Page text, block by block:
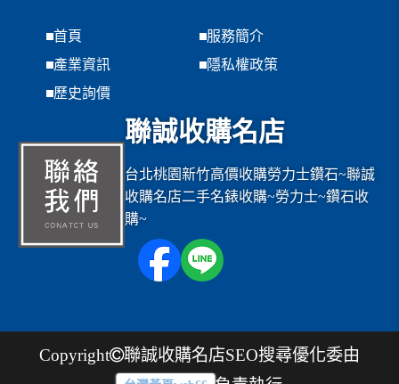
首頁
服務簡介
產業資訊
隱私權政策
歷史詢價
聯誠收購名店
台北桃園新竹高價收購勞力士鑽石~聯誠
收購名店二手名錶收購~勞力士~鑽石收
購~
Copyright 聯誠收購名店SEO搜尋優化委由